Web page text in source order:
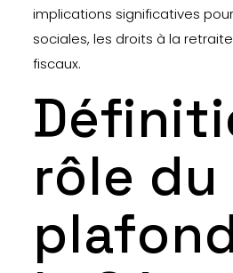
implications significatives
sociales, les droits à la
fiscaux.
rôle du